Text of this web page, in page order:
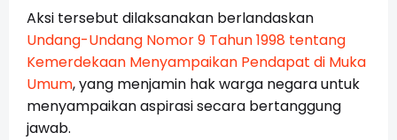
Aksi tersebut dilaksanakan berlandaskan
Undang-Undang Nomor 9 Tahun 1998 tentang
Kemerdekaan Menyampaikan Pendapat di Muka
Umum, yang menjamin hak warga negara untuk
menyampaikan aspirasi secara bertanggung
jawab.